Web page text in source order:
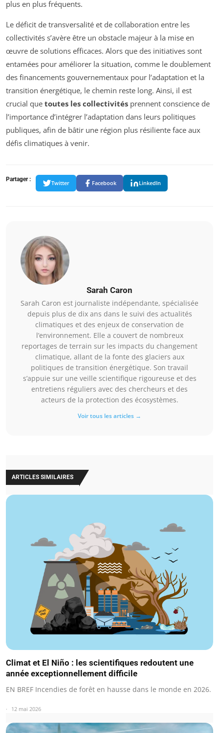
plus en plus fréquents.
Le déficit de transversalité et de collaboration entre les
collectivités s’avère être un obstacle majeur à la mise en
œuvre de solutions efficaces. Alors que des initiatives sont
entamées pour améliorer la situation, comme le doublement
des financements gouvernementaux pour l’adaptation et la
transition énergétique, le chemin reste long. Ainsi, il est
crucial que toutes les collectivités prennent conscience de
l’importance d’intégrer l’adaptation dans leurs politiques
publiques, afin de bâtir une région plus résiliente face aux
défis climatiques à venir.
Partager :
Twitter Facebook LinkedIn
Sarah Caron
Sarah Caron est journaliste indépendante, spécialisée
depuis plus de dix ans dans le suivi des actualités
climatiques et des enjeux de conservation de
l’environnement. Elle a couvert de nombreux
reportages de terrain sur les impacts du changement
climatique, allant de la fonte des glaciers aux
politiques de transition énergétique. Son travail
s’appuie sur une veille scientifique rigoureuse et des
entretiens réguliers avec des chercheurs et des
acteurs de la protection des écosystèmes.
Voir tous les articles →
ARTICLES SIMILAIRES
Climat et El Niño : les scientifiques redoutent une
année exceptionnellement difficile
EN BREF Incendies de forêt en hausse dans le monde en 2026.
12 mai 2026